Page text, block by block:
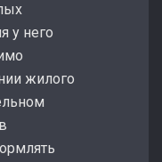
у него
жилого